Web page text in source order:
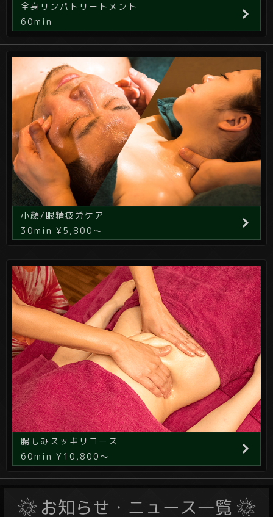
全身リンパトリートメント
60min
小顔/眼精疲労ケア
30min ¥5,800～
腸もみスッキリコース
60min ¥10,800～